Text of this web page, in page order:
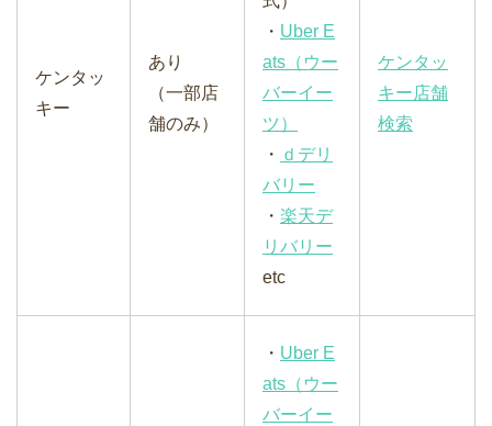
ケンタッ
キー
あり
（一部店
舗のみ）
・ Uber E
ats（ウー
バーイー
ツ）
・ ｄデリ
バリー
・ 楽天デ
リバリー
etc
ケンタッ
キー店舗
検索
・ Uber E
ats（ウー
バーイー